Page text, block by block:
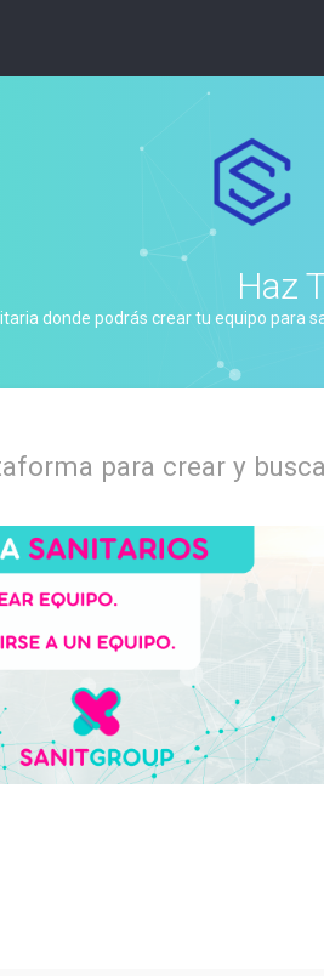
Haz
donde podrás crear tu equipo para
para crear y